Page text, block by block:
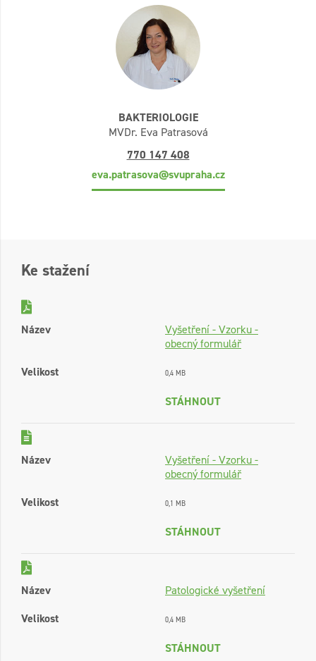
BAKTERIOLOGIE
MVDr. Eva Patrasová
770 147 408
eva.patrasova@svupraha.cz
Ke stažení
Název
Vyšetření - Vzorku -
obecný formulář
Velikost
0,4 MB
STÁHNOUT
Název
Vyšetření - Vzorku -
obecný formulář
Velikost
0,1 MB
STÁHNOUT
Název
Patologické vyšetření
Velikost
0,4 MB
STÁHNOUT